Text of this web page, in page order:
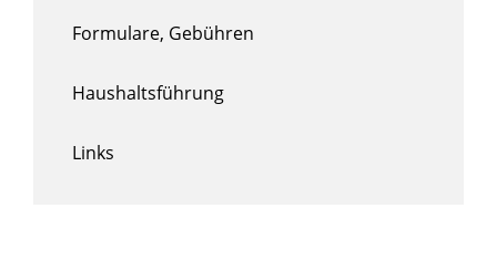
Formulare, Gebühren
Haushaltsführung
Links